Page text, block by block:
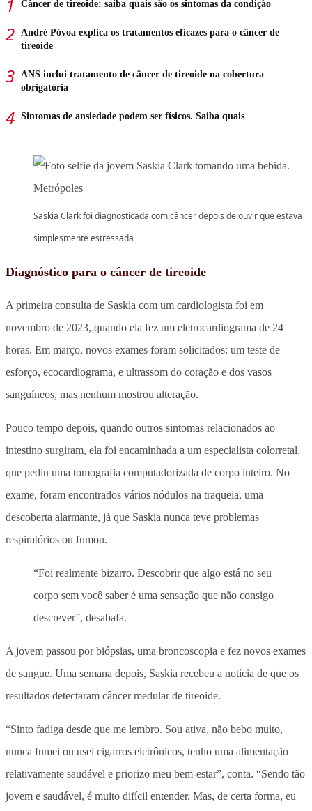
Câncer de tireoide: saiba quais são os sintomas da condição
André Póvoa explica os tratamentos eficazes para o câncer de
tireoide
ANS inclui tratamento de câncer de tireoide na cobertura
obrigatória
Sintomas de ansiedade podem ser físicos. Saiba quais
Saskia Clark foi diagnosticada com câncer depois de ouvir que estava
simplesmente estressada
Diagnóstico para o câncer de tireoide
A primeira consulta de Saskia com um cardiologista foi em
novembro de 2023, quando ela fez um eletrocardiograma de 24
horas. Em março, novos exames foram solicitados: um teste de
esforço, ecocardiograma, e ultrassom do coração e dos vasos
sanguíneos, mas nenhum mostrou alteração.
Pouco tempo depois, quando outros sintomas relacionados ao
intestino surgiram, ela foi encaminhada a um especialista colorretal,
que pediu uma tomografia computadorizada de corpo inteiro. No
exame, foram encontrados vários nódulos na traqueia, uma
descoberta alarmante, já que Saskia nunca teve problemas
respiratórios ou fumou.
“Foi realmente bizarro. Descobrir que algo está no seu
corpo sem você saber é uma sensação que não consigo
descrever”, desabafa.
A jovem passou por biópsias, uma broncoscopia e fez novos exames
de sangue. Uma semana depois, Saskia recebeu a notícia de que os
resultados detectaram câncer medular de tireoide.
“Sinto fadiga desde que me lembro. Sou ativa, não bebo muito,
nunca fumei ou usei cigarros eletrônicos, tenho uma alimentação
relativamente saudável e priorizo ​​meu bem-estar”, conta. “Sendo tão
jovem e saudável, é muito difícil entender. Mas, de certa forma, eu